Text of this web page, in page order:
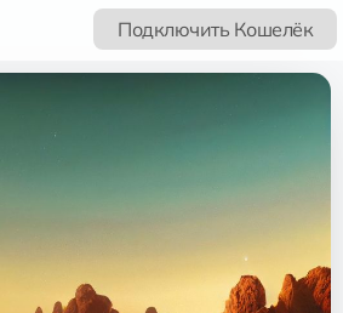
Подключить Кошелёк